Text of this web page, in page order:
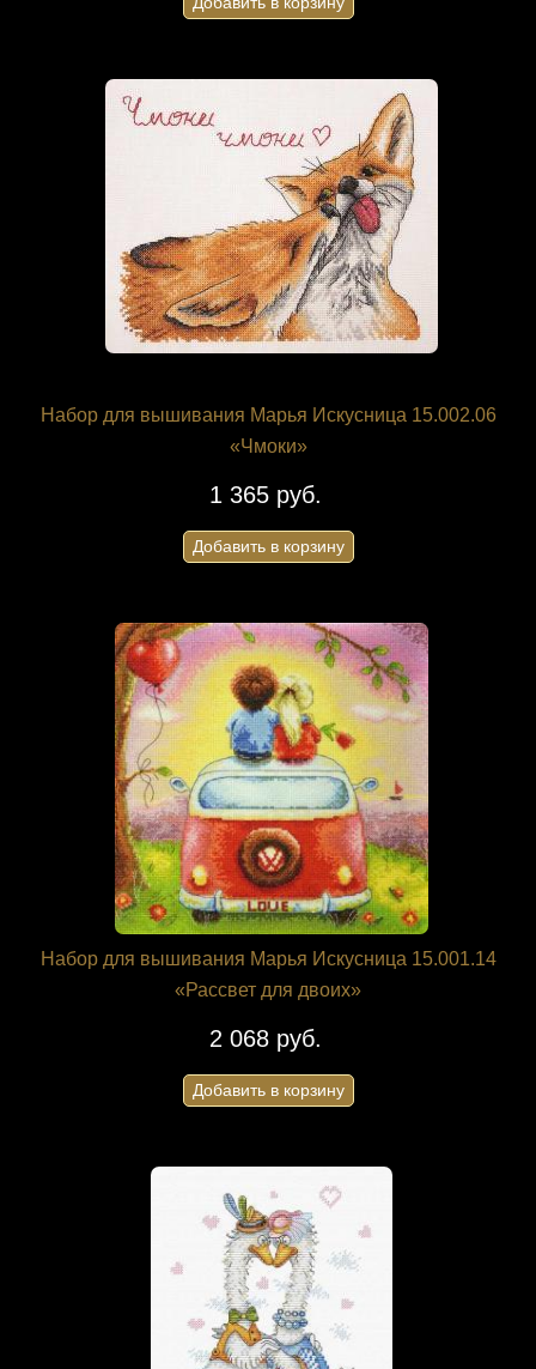
Набор для вышивания Марья Искусница 15.002.06
«Чмоки»
1 365 руб.
Добавить в корзину
Набор для вышивания Марья Искусница 15.001.14
«Рассвет для двоих»
2 068 руб.
Добавить в корзину